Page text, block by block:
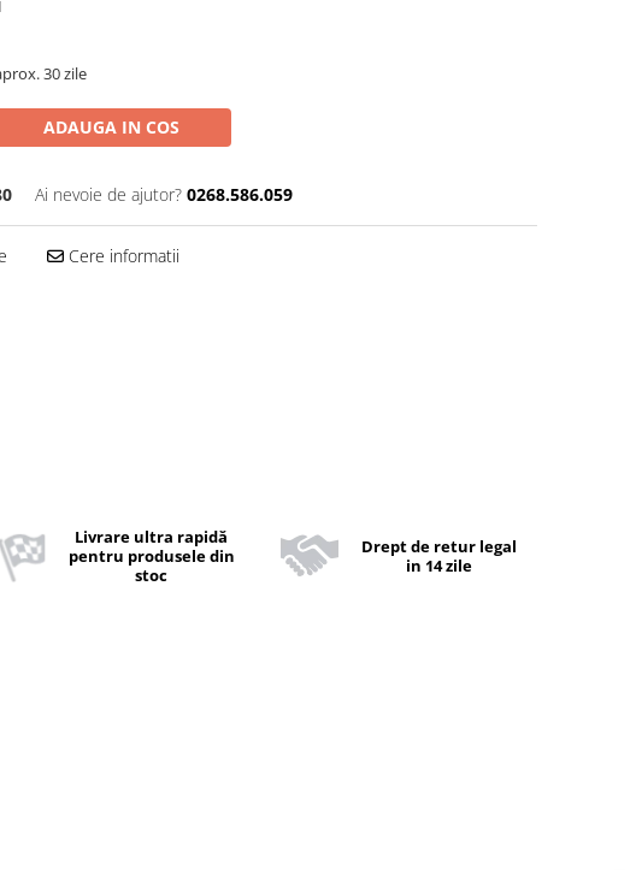
30 zile
ADAUGA IN COS
Ai nevoie de ajutor? 0268.586.059
Cere informatii
Livrare ultra rapidă
pentru produsele din
stoc
Drept de retur legal
in 14 zile